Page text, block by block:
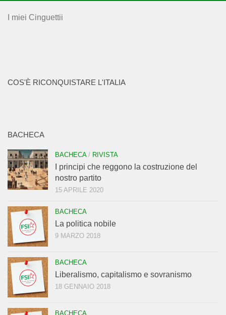
I miei Cinguettii
COS'È RICONQUISTARE L'ITALIA
BACHECA
BACHECA/ RIVISTA
I principi che reggono la costruzione del
nostro partito
15 APRILE 2020
BACHECA
La politica nobile
9 MARZO 2018
BACHECA
Liberalismo, capitalismo e sovranismo
18 GENNAIO 2018
BACHECA